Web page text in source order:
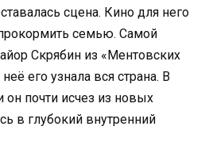
сцена. Кино для него
семью. Самой
Скрябин из «Ментовских
его узнала вся страна. В
почти исчез из новых
в глубокий внутренний